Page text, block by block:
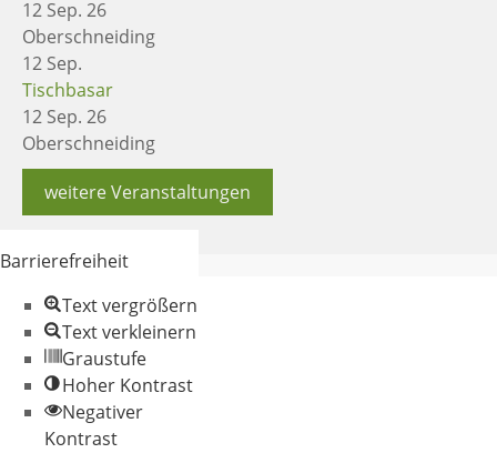
12 Sep. 26
Oberschneiding
12 Sep.
Tischbasar
12 Sep. 26
Oberschneiding
weitere Veranstaltungen
© 2026 Gemeinde
Barrierefreiheit
Text vergrößern
Text verkleinern
Graustufe
Hoher Kontrast
Negativer
Kontrast